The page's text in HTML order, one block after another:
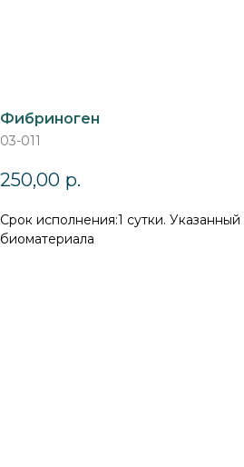
Фибриноген
03-011
250,00 р.
Cрок исполнения:1 сутки.
биоматериала